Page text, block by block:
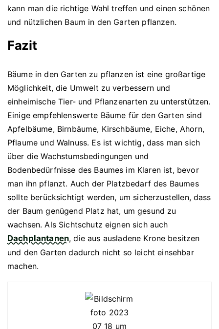
kann man die richtige Wahl treffen und einen schönen
und nützlichen Baum in den Garten pflanzen.
Fazit
Bäume in den Garten zu pflanzen ist eine großartige
Möglichkeit, die Umwelt zu verbessern und
einheimische Tier- und Pflanzenarten zu unterstützen.
Einige empfehlenswerte Bäume für den Garten sind
Apfelbäume, Birnbäume, Kirschbäume, Eiche, Ahorn,
Pflaume und Walnuss. Es ist wichtig, dass man sich
über die Wachstumsbedingungen und
Bodenbedürfnisse des Baumes im Klaren ist, bevor
man ihn pflanzt. Auch der Platzbedarf des Baumes
sollte berücksichtigt werden, um sicherzustellen, dass
der Baum genügend Platz hat, um gesund zu
wachsen. Als Sichtschutz eignen sich auch
Dachplantanen, die aus ausladene Krone besitzen
und den Garten dadurch nicht so leicht einsehbar
machen.